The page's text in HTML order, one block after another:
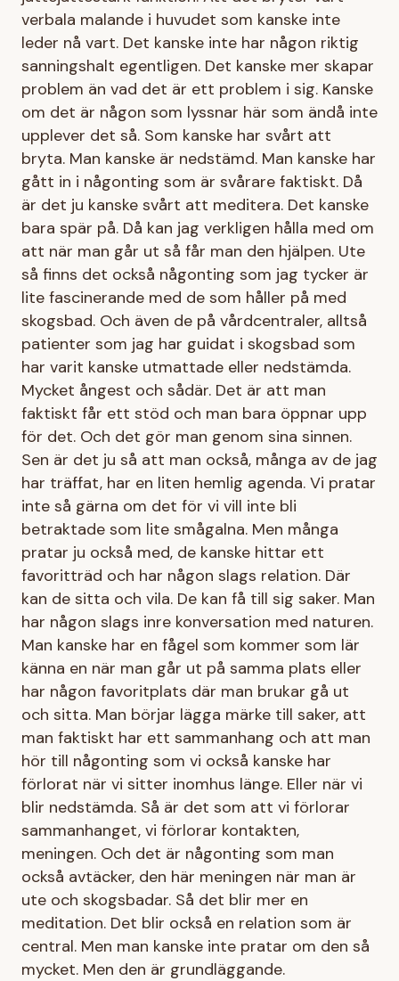
verbala malande i huvudet som kanske inte
leder nå vart. Det kanske inte har någon riktig
sanningshalt egentligen. Det kanske mer skapar
problem än vad det är ett problem i sig. Kanske
om det är någon som lyssnar här som ändå inte
upplever det så. Som kanske har svårt att
bryta. Man kanske är nedstämd. Man kanske har
gått in i någonting som är svårare faktiskt. Då
är det ju kanske svårt att meditera. Det kanske
bara spär på. Då kan jag verkligen hålla med om
att när man går ut så får man den hjälpen. Ute
så finns det också någonting som jag tycker är
lite fascinerande med de som håller på med
skogsbad. Och även de på vårdcentraler, alltså
patienter som jag har guidat i skogsbad som
har varit kanske utmattade eller nedstämda.
Mycket ångest och sådär. Det är att man
faktiskt får ett stöd och man bara öppnar upp
för det. Och det gör man genom sina sinnen.
Sen är det ju så att man också, många av de jag
har träffat, har en liten hemlig agenda. Vi pratar
inte så gärna om det för vi vill inte bli
betraktade som lite smågalna. Men många
pratar ju också med, de kanske hittar ett
favoritträd och har någon slags relation. Där
kan de sitta och vila. De kan få till sig saker. Man
har någon slags inre konversation med naturen.
Man kanske har en fågel som kommer som lär
känna en när man går ut på samma plats eller
har någon favoritplats där man brukar gå ut
och sitta. Man börjar lägga märke till saker, att
man faktiskt har ett sammanhang och att man
hör till någonting som vi också kanske har
förlorat när vi sitter inomhus länge. Eller när vi
blir nedstämda. Så är det som att vi förlorar
sammanhanget, vi förlorar kontakten,
meningen. Och det är någonting som man
också avtäcker, den här meningen när man är
ute och skogsbadar. Så det blir mer en
meditation. Det blir också en relation som är
central. Men man kanske inte pratar om den så
mycket. Men den är grundläggande.